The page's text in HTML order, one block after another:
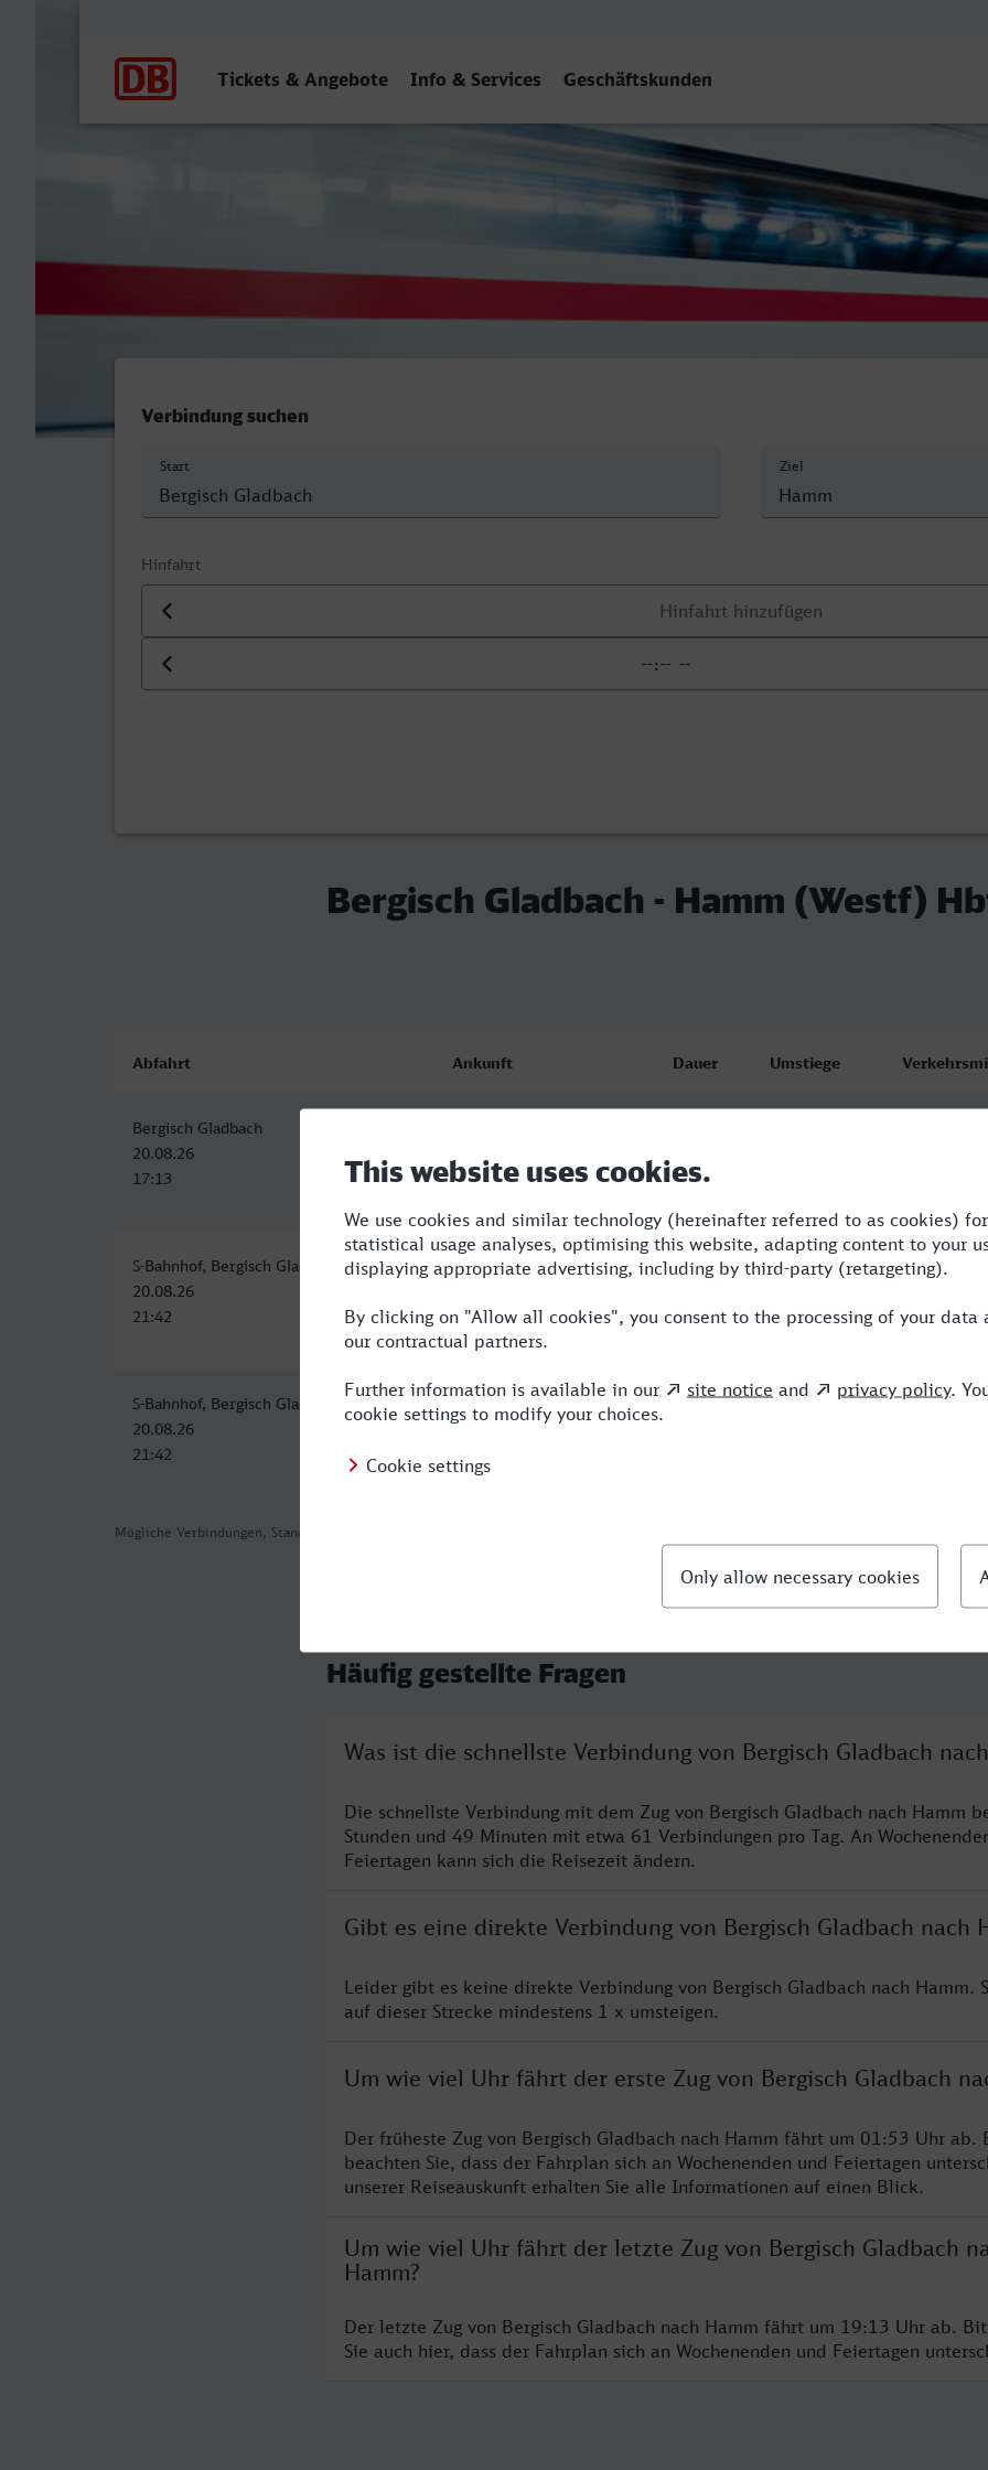
Tickets & Angebote Info & Services Geschäftskunden
Bergisch Gladbach - Hamm (Westf) Hbf
Verbindung suchen
Start Ziel
Hinfahrt
Datum der Hinfahrt
Uhrzeit der Hinfahrt
Bergisch Gladbach - Hamm (Westf)
Mögliche Verbindungen, Stand: 2026-08-06 03:54
Abfahrt Ankunft Dauer Umstiege
Bergisch Gladbach
20.08.26
17:13
19:02
S-Bahnhof, Bergisch Gladbach
20.08.26
21:42
Hamm (Westf) Hbf
00:40
2:58 2 BUS,NX
S-Bahnhof, Bergisch Gladbach
20.08.26
21:42
Hamm (Westf) Hbf
21.08.26
2:58 2 BUS,NX
Häufig gestellte Fragen
Was ist die schnellste Verbindung von Bergisch Gladbach
Die schnellste Verbindung mit dem Zug von Bergisch Gladbach nach Hamm
Stunden und 49 Minuten mit etwa 61 Verbindungen pro Tag. An
Feiertagen kann sich die Reisezeit ändern.
Gibt es eine direkte Verbindung von Bergisch Gladbach nach
Leider gibt es keine direkte Verbindung von Bergisch Gladbach nach Hamm.
auf dieser Strecke mindestens 1 x umsteigen.
Um wie viel Uhr fährt der erste Zug von Bergisch Gladbach
Der früheste Zug von Bergisch Gladbach nach Hamm fährt um 01:53 Uhr ab.
beachten Sie, dass der Fahrplan sich an Wochenenden und Feiertagen
unserer Reiseauskunft erhalten Sie alle Informationen auf einen Blick.
Um wie viel Uhr fährt der letzte Zug von Bergisch Gladbach
Hamm?
Der letzte Zug von Bergisch Gladbach nach Hamm fährt um 19:13 Uhr ab.
Sie auch hier, dass der Fahrplan sich an Wochenenden und Feiertagen